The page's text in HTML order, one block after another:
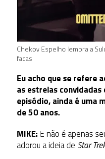
Chekov Espelho lembra a
facas
Eu acho que se refere
as estrelas
episódio, ainda é uma
de 50 anos.
MIKE:E não é apenas
adorou a ideia de Star